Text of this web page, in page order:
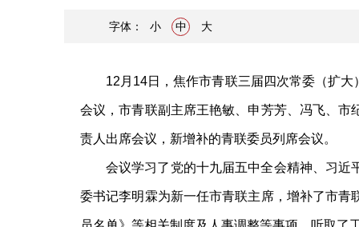
字体： 小 中 大
12月14日，焦作市青联三届四次常委（扩
会议，市青联副主席王艳敏、申芳芳、冯飞、
责人出席会议，新增补的青联委员列席会议。
会议学习了党的十九届五中全会精神、习
委书记李明霖为新一任市青联主席，增补了市